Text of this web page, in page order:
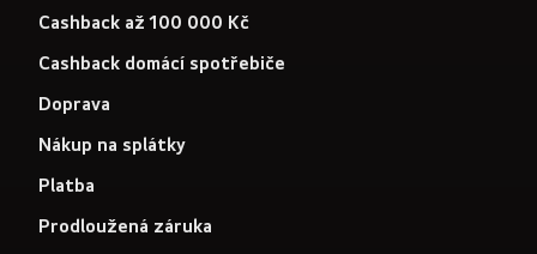
Cashback až 100 000 Kč
Cashback domácí spotřebiče
Doprava
Nákup na splátky
Platba
Prodloužená záruka